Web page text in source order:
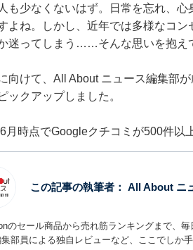
も少なくないはず。日常を忘れ、
よね。しかし、近年では多様なコ
迷ってしまう……そんな思いを抱え
向けて、All About ニュース編集部
ックアップしました。
時点でGoogleクチコミが500件以
この記事の執筆者： All About ニ
のセール商品から売れ筋ランキングまで、
部員による独自レビューなど、ここでしか